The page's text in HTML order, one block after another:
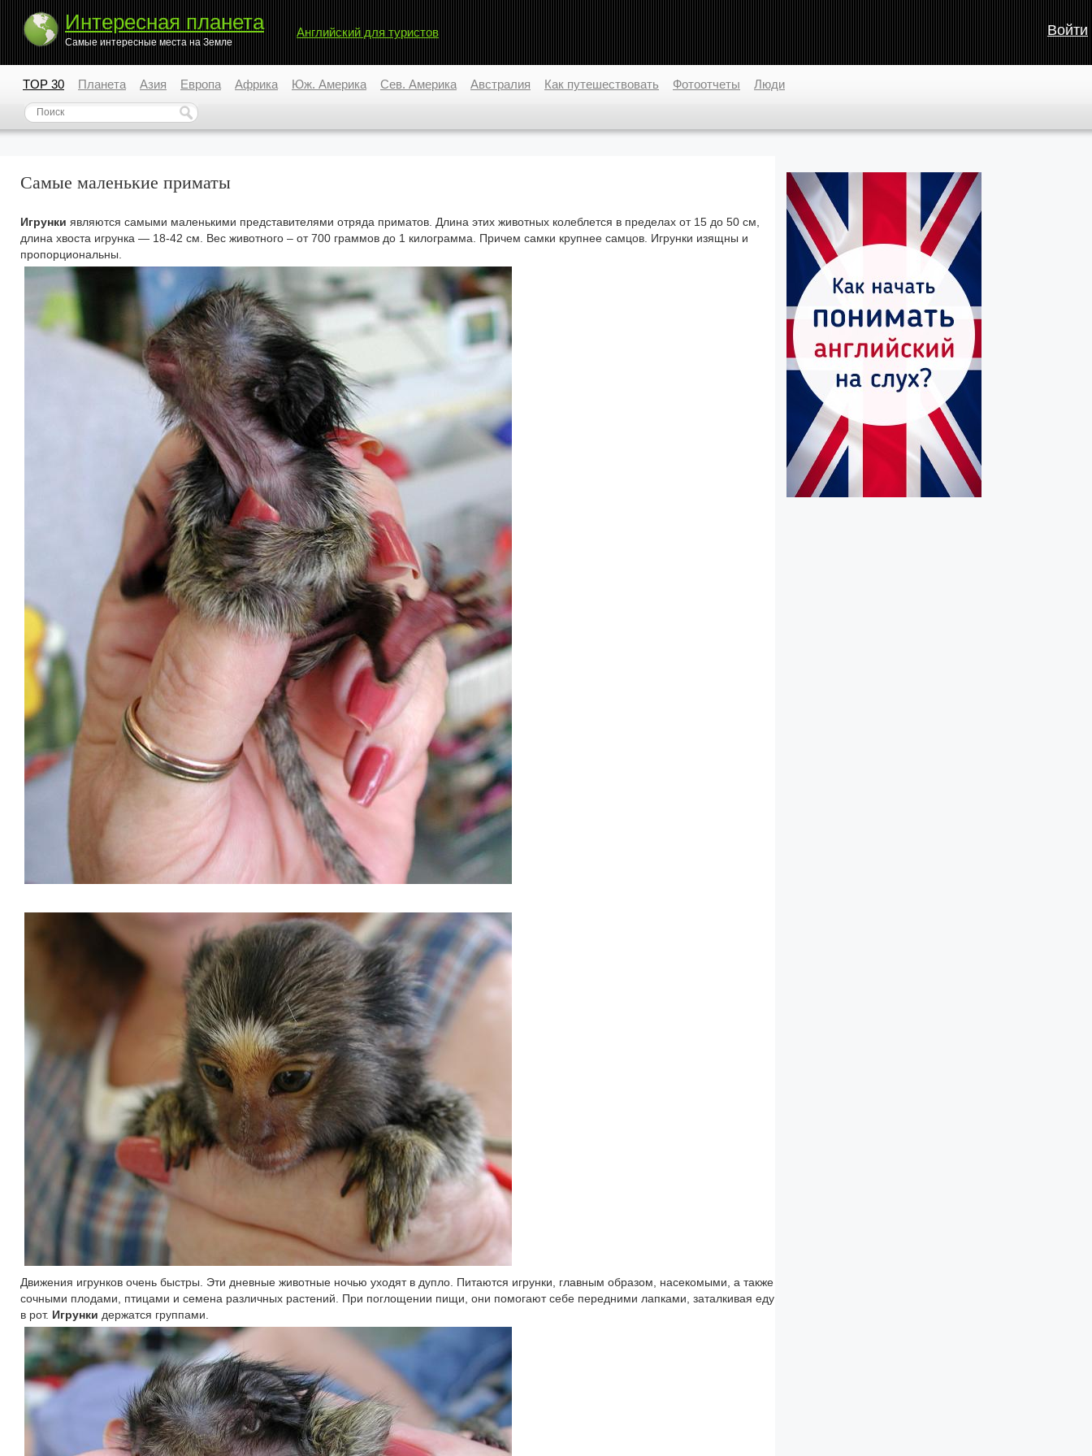
Интересная планета
Самые интересные места на Земле
Английский для туристов Войти
TOP 30 Планета Азия Европа Африка Юж. Америка Сев. Америка Австралия Как путешествовать Фотоотчеты Люди
Самые маленькие приматы
Игрунки являются самыми маленькими представителями отряда приматов. Длина этих животных колеблется в пределах от 15 до 50 см,
длина хвоста игрунка — 18-42 см. Вес животного – от 700 граммов до 1 килограмма. Причем самки крупнее самцов. Игрунки изящны и
пропорциональны.
Движения игрунков очень быстры. Эти дневные животные ночью уходят в дупло. Питаются игрунки, главным образом, насекомыми, а также
сочными плодами, птицами и семена различных растений. При поглощении пищи, они помогают себе передними лапками, заталкивая еду
в рот. Игрунки держатся группами.